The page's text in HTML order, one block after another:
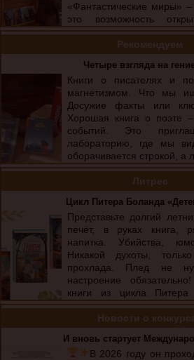
«Фантастические миры» –
это возможность
реальности, места,
стираются, а воображение становится
Рекомендуем
Четыре взгляда на
Книги о писателях и
магнетизмом. Что мы
Досужие факты или
Хорошая книга о поэте
событий. Это
лабораторию, где мы
оборачивается строкой, а
Литрес
Цикл Питера Боланда
Представьте долгий
печёт, в руках книга,
напитка. Убийства,
Никакой духоты,
прохлада. Плед не
настроение
книги из цикла Питера
агентство
«Убийства и кексики» Женщина ...
Новости о
И вновь стартует
В 2026 году он